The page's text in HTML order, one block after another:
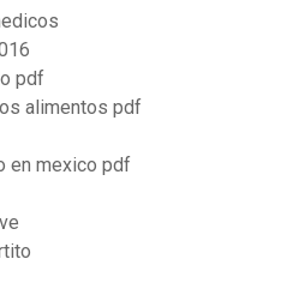
pdf
alimentos pdf
en mexico pdf